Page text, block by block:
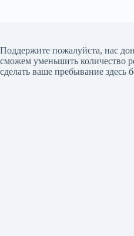
Поддержите пожалуйста, нас
сможем уменьшить количество
сделать ваше пребывание здесь